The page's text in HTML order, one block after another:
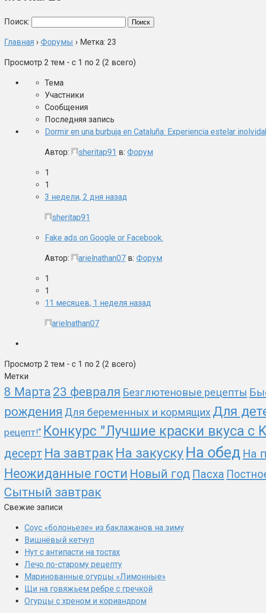
Поиск:
Главная › Форумы › Метка: 23
Просмотр 2 тем - с 1 по 2 (2 всего)
Тема
Участники
Сообщения
Последняя запись
Dormir en una burbuja en Cataluña: Experiencia estelar
Автор: sheritap91 в: Форум
1
1
3 недели, 2 дня назад
sheritap91
Fake ads on Google or Facebook.
Автор: arielnathan07 в: Форум
1
1
11 месяцев, 1 неделя назад
arielnathan07
Просмотр 2 тем - с 1 по 2 (2 всего)
Метки
8 Марта 23 февраля Безглютеновые рецепты
рождения Для беременных и кормящих Для
рецепт!" Конкурс "Лучшие краски вкуса с
десерт На завтрак На закуску На обед На
Неожиданные гости Новый год Пасха
Сытный завтрак
Свежие записи
Соус «болоньезе» из баклажанов на зиму
Вишнёвый кетчуп
Нут с антипасти на тостах
Лечо по-старому рецепту
Маринованные огурцы «Лимонные»
Щи на говяжьем ребре с гречкой
Огурцы с хреном и кориандром